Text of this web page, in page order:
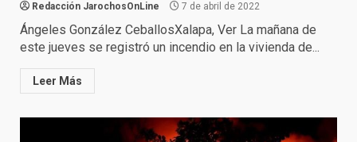
Redacción JarochosOnLine 7 de abril de 2022
Ángeles González CeballosXalapa, Ver La mañana de
este jueves se registró un incendio en la vivienda de...
Leer Más